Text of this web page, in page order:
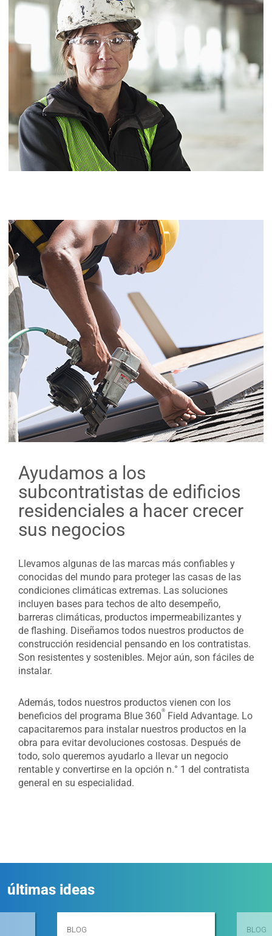
Ayudamos a los
subcontratistas de edificios
residenciales a hacer crecer
sus negocios
Llevamos algunas de las marcas más confiables y
conocidas del mundo para proteger las casas de las
condiciones climáticas extremas. Las soluciones
incluyen bases para techos de alto desempeño,
barreras climáticas, productos impermeabilizantes y
de flashing. Diseñamos todos nuestros productos de
construcción residencial pensando en los contratistas.
Son resistentes y sostenibles. Mejor aún, son fáciles de
instalar.
Además, todos nuestros productos vienen con los
beneficios del programa Blue 360
®
Field Advantage. Lo
capacitaremos para instalar nuestros productos en la
obra para evitar devoluciones costosas. Después de
todo, solo queremos ayudarlo a llevar un negocio
rentable y convertirse en la opción n.° 1 del contratista
general en su especialidad.
últimas ideas
BLOG BLOG